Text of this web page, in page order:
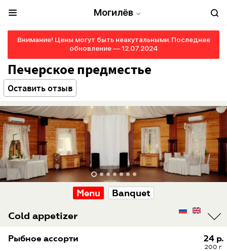
Могилёв
Внимание! Цены могут быть неакутальными. Последнее
обновление — 12.07.2024
Печерское предместье
Оставить отзыв
Menu Banquet
Cold appetizer
24 р.
200 г
Рыбное ассорти